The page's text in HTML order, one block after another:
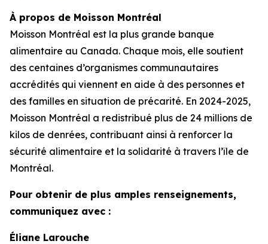
À propos de Moisson Montréal
Moisson Montréal est la plus grande banque
alimentaire au Canada. Chaque mois, elle soutient
des centaines d’organismes communautaires
accrédités qui viennent en aide à des personnes et
des familles en situation de précarité. En 2024-2025,
Moisson Montréal a redistribué plus de 24 millions de
kilos de denrées, contribuant ainsi à renforcer la
sécurité alimentaire et la solidarité à travers l’île de
Montréal.
Pour obtenir de plus amples renseignements,
communiquez avec :
Éliane Larouche